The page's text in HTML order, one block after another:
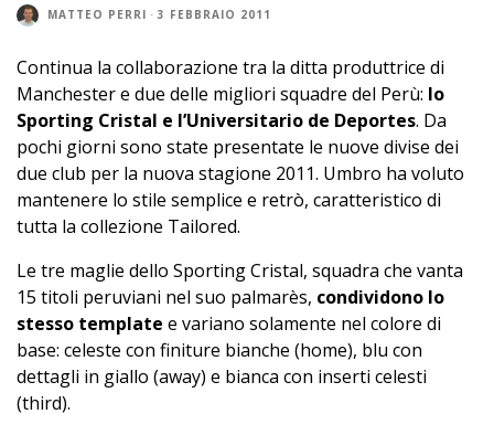
MATTEO PERRI · 3 FEBBRAIO 2011
Continua la collaborazione tra la ditta produttrice di
Manchester e due delle migliori squadre del Perù: lo
Sporting Cristal e l’Universitario de Deportes. Da
pochi giorni sono state presentate le nuove divise dei
due club per la nuova stagione 2011. Umbro ha voluto
mantenere lo stile semplice e retrò, caratteristico di
tutta la collezione Tailored.
Le tre maglie dello Sporting Cristal, squadra che vanta
15 titoli peruviani nel suo palmarès, condividono lo
stesso template e variano solamente nel colore di
base: celeste con finiture bianche (home), blu con
dettagli in giallo (away) e bianca con inserti celesti
(third).